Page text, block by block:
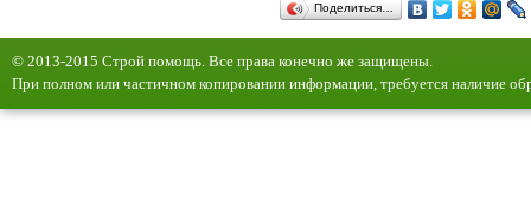
Поделиться…
© 2013-2015 Строй помощь. Все права конечно же защищены.
При полном или частичном копировании информации, требуется наличие